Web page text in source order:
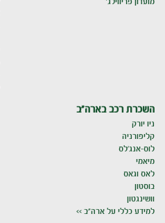
מועדון פריווילג'
השכרת רכב בארה"ב
ניו יורק
קליפורניה
לוס-אנג'לס
מיאמי
לאס וגאס
בוסטון
וושינגטון
למידע כללי על ארה"ב >>